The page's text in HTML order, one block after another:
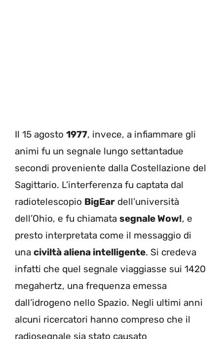
Il 15 agosto 1977, invece, a infiammare gli
animi fu un segnale lungo settantadue
secondi proveniente dalla Costellazione del
Sagittario. L’interferenza fu captata dal
radiotelescopio BigEar dell’università
dell’Ohio, e fu chiamata segnale Wow!, e
presto interpretata come il messaggio di
una civiltà aliena intelligente. Si credeva
infatti che quel segnale viaggiasse sui 1420
megahertz, una frequenza emessa
dall’idrogeno nello Spazio. Negli ultimi anni
alcuni ricercatori hanno compreso che il
radiosegnale sia stato causato